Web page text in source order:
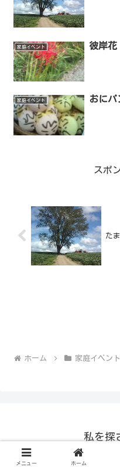
家庭イベント 彼岸花
家庭イベント おにパ
スポ
た
ホーム 家庭イベント
私を探
© 2008-2026
メニュー ホーム